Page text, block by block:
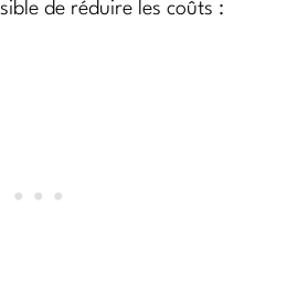
de réduire les coûts :